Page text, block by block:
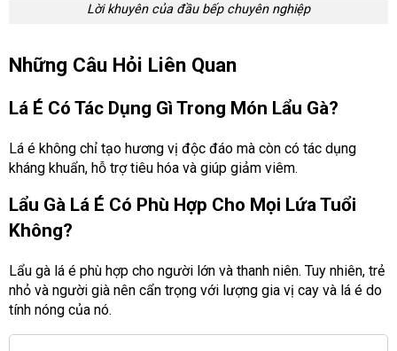
Lời khuyên của đầu bếp chuyên nghiệp
Những Câu Hỏi Liên Quan
Lá É Có Tác Dụng Gì Trong Món Lẩu Gà?
Lá é không chỉ tạo hương vị độc đáo mà còn có tác dụng
kháng khuẩn, hỗ trợ tiêu hóa và giúp giảm viêm.
Lẩu Gà Lá É Có Phù Hợp Cho Mọi Lứa Tuổi
Không?
Lẩu gà lá é phù hợp cho người lớn và thanh niên. Tuy nhiên, trẻ
nhỏ và người già nên cẩn trọng với lượng gia vị cay và lá é do
tính nóng của nó.